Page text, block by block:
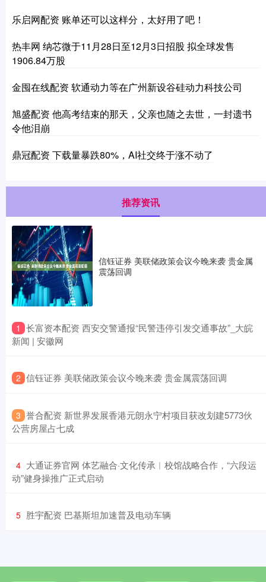
乐启网配资 账单还可以这样分，太好用了吧！
热丰网 纳芯微于11月28日至12月3日招股 拟全球发售
1906.84万股
金囤在线配资 软通动力等在广州新设谷硅动力科技公司
旭盛配资 他高考结束的那天，父亲也随之去世，一封遗书
令他泪崩
鼎冠配资 下载量暴跌80%，AI社交终于涨不动了
推荐资讯
信钰证券 美联储政策会议今晚来袭 贵金属
震荡回调
1 ​长富资本配资 西安交警通报“民警违停引发交通事故”_大皖
新闻 | 安徽网
2 ​信钰证券 美联储政策会议今晚来袭 贵金属震荡回调
3 ​誉合配资 新世界发展香港元朗永宁村项目获改划建5773伙
公营房屋占七成
4 ​大通证券官网 体艺融合·文化传承︱校馆战略合作，“六段运
动”健身操推广正式启动
5 ​胜宇配资 巴基斯坦加速普及电动车辆